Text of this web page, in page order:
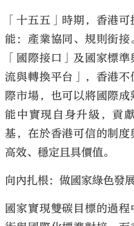
「十五五」時期，香港
能：產業協同、規則銜
「國際接口」及國家標
流與轉換平台」，香港
際市場，也可以將國際
能中實現自身升級，貢
基，在於香港可信的制
高效、穩定且具價值。
向內扎根：做國家綠色發
國家實現雙碳目標的過